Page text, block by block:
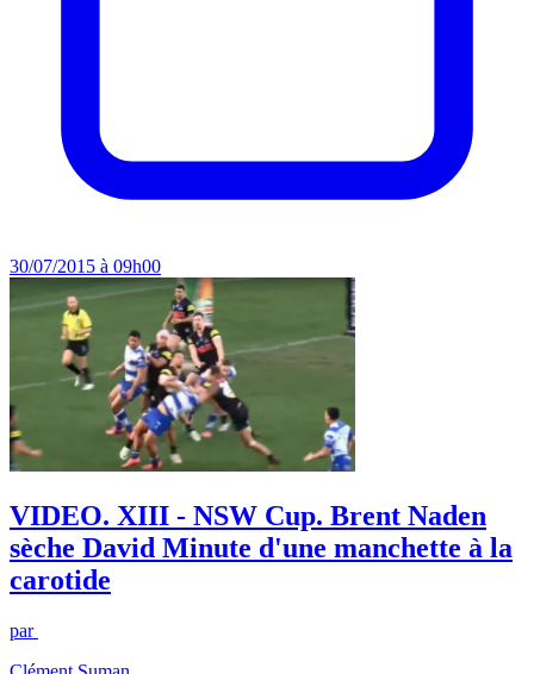
30/07/2015 à 09h00
VIDEO. XIII - NSW Cup. Brent Naden
sèche David Minute d'une manchette à la
carotide
par